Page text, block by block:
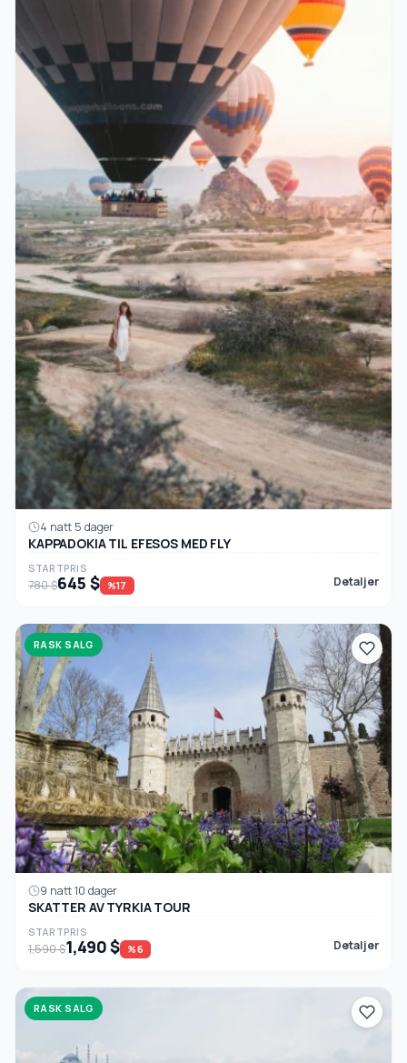
4 natt 5 dager
KAPPADOKIA TIL EFESOS MED FLY
STARTPRIS
780 $645 $ %17 Detaljer
RASK SALG
9 natt 10 dager
SKATTER AV TYRKIA TOUR
STARTPRIS
1,590 $1,490 $ %6 Detaljer
RASK SALG